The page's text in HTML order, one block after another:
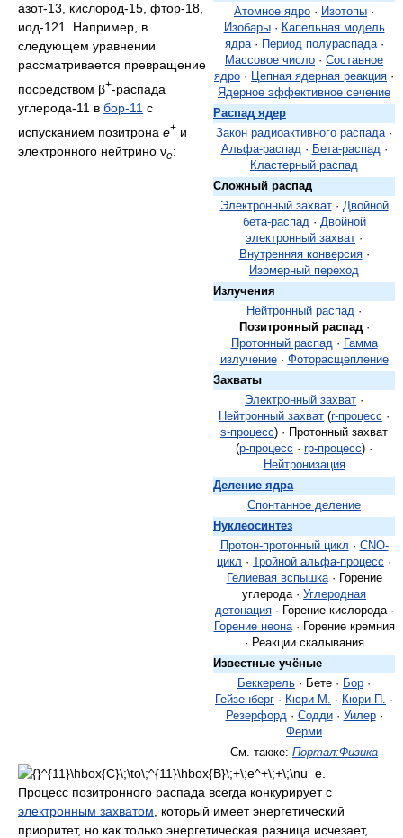
Атомное ядро · Изотопы ·
Изобары· Капельная модель
ядра· Период полураспада·
Массовое число · Составное
ядро · Цепная ядерная реакция ·
Ядерное эффективное сечение
Распад ядер
Закон радиоактивного распада·
Альфа-распад· Бета-распад·
Кластерный распад
Сложный распад
Электронный захват· Двойной
бета-распад· Двойной
электронный захват ·
Внутренняя конверсия·
Изомерный переход
Излучения
Нейтронный распад ·
Позитронный распад·
Протонный распад·
Гамма
излучение· Фоторасщепление
Захваты
Электронный захват ·
Нейтронный захват (r-процесс ·
s-процесс) · Протонный захват
(p-процесс · rp-процесс) ·
Нейтронизация
Деление ядра
Спонтанное деление
Нуклеосинтез
Протон-протонный цикл · CNO-
цикл · Тройной альфа-процесс ·
Гелиевая вспышка· Горение
углерода · Углеродная
детонация· Горение кислорода ·
Горение неона· Горение кремния
· Реакции скалывания
Известные учёные
Беккерель · Бете · Бор ·
Гейзенберг · Кюри М. · Кюри П. ·
Резерфорд· Содди· Уилер·
Ферми
См. также: Портал:Физика
азот-13, кислород-15, фтор-18,
иод-121. Например, в
следующем уравнении
рассматривается превращение
посредством β+-распада
углерода-11 в бор-11 с
испусканием позитрона e+ и
электронного нейтрино νe:
Процесс позитронного распада всегда конкурирует с
электронным захватом , который имеет энергетический
приоритет, но как только энергетическая разница исчезает,